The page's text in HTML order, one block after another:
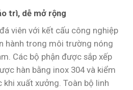
trì, dễ mở rộng
viên với kết cấu công nghiệp
hành trong môi trường nóng
Các bộ phận được sắp xếp
hàn bằng inox 304 và kiểm
xuất xưởng. Toàn bộ linh